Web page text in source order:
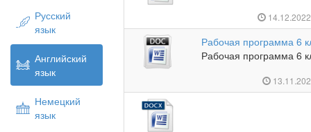
Русский
язык
Английский
язык
Немецкий
язык
Рабочая программа 6
Рабочая программа 6